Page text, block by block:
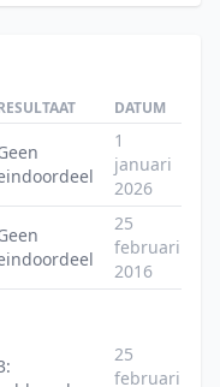
DATUM
1
januari
2026
25
februari
2016
25
februari